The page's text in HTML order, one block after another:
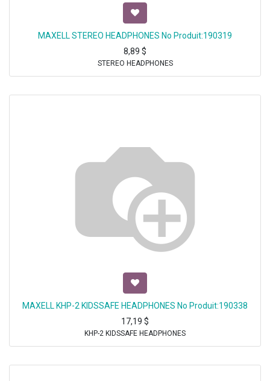
MAXELL STEREO HEADPHONES No Produit:190319
8,89 $
STEREO HEADPHONES
MAXELL KHP-2 KIDSSAFE HEADPHONES No Produit:190338
17,19 $
KHP-2 KIDSSAFE HEADPHONES